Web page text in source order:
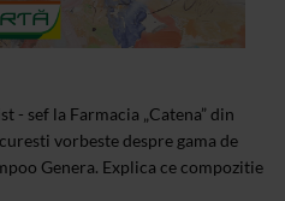
- sef la Farmacia „Catena” din
vorbeste despre gama de
Genera. Explica ce compozitie